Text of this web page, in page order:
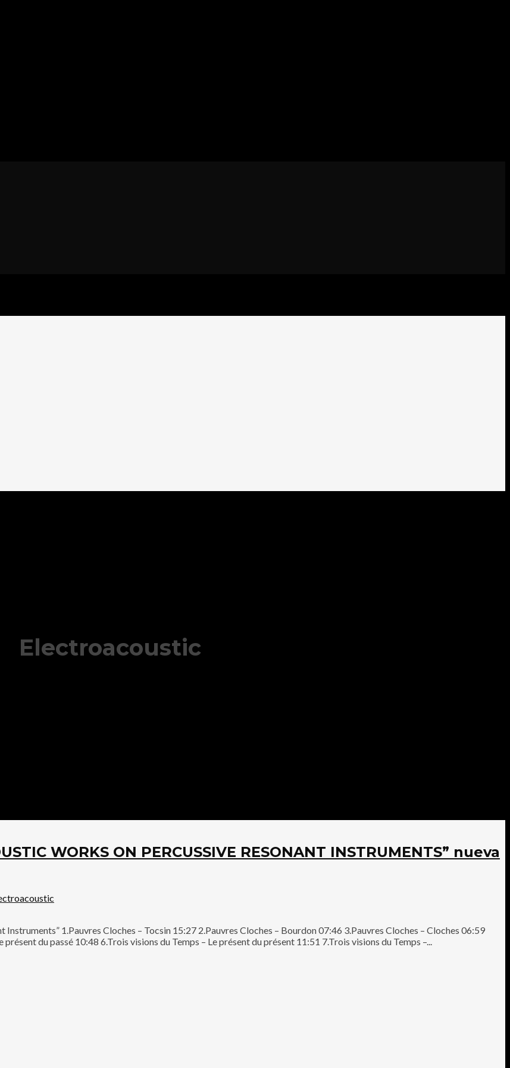
Electroacoustic
WORKS ON PERCUSSIVE RESONANT INSTRUMENTS” nueva
1.Pauvres Cloches – Tocsin 15:27 2.Pauvres Cloches – Bourdon 07:46 3.Pauvres Cloches – Cloches 06:59
du passé 10:48 6.Trois visions du Temps – Le présent du présent 11:51 7.Trois visions du Temps –...